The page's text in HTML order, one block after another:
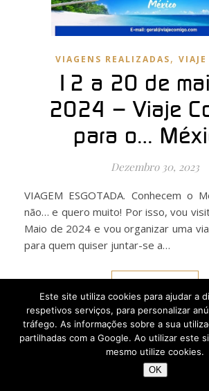
VIAGENS REALIZADAS,
12 a 20 de
2024 – Viaje
para o…
Dezembro 30, 2023
VIAGEM ESGOTADA. Conhecem o México? Eu ainda
não… e quero muito! Por isso, vou
Maio de 2024 e vou organizar uma
para quem quiser juntar-se a…
Este site utiliza cookies para ajudar a
respetivos serviços, para personalizar
tráfego. As informações sobre a sua
partilhadas com a Google. Ao utilizar este
mesmo utilize cookies.
OK